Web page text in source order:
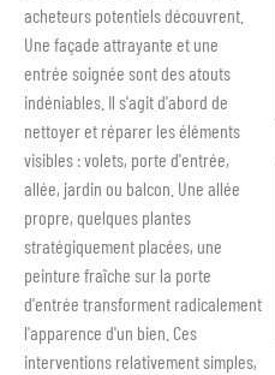
acheteurs potentiels découvrent.
Une façade attrayante et une
entrée soignée sont des atouts
indéniables. Il s'agit d'abord de
nettoyer et réparer les éléments
visibles : volets, porte d'entrée,
allée, jardin ou balcon. Une allée
propre, quelques plantes
stratégiquement placées, une
peinture fraîche sur la porte
d'entrée transforment radicalement
l'apparence d'un bien. Ces
interventions relativement simples,